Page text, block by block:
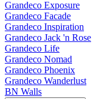
Grandeco Exposure
Grandeco Facade
Grandeco Inspiration
Grandeco Jack 'n Rose
Grandeco Life
Grandeco Nomad
Grandeco Phoenix
Grandeco Wanderlust
BN Walls